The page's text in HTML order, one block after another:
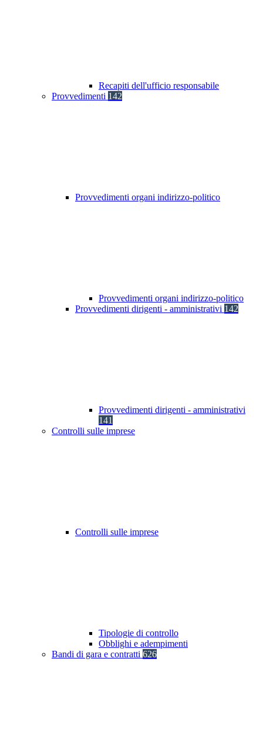
Recapiti dell'ufficio responsabile
Provvedimenti 142
Provvedimenti organi indirizzo-politico
Provvedimenti organi indirizzo-politico
Provvedimenti dirigenti - amministrativi 142
Provvedimenti dirigenti - amministrativi
141
Controlli sulle imprese
Controlli sulle imprese
Tipologie di controllo
Obblighi e adempimenti
Bandi di gara e contratti 626